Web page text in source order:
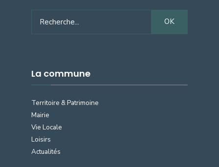
for:
OK
La commune
Territoire & Patrimoine
Mairie
Vie Locale
Loisirs
Actualités